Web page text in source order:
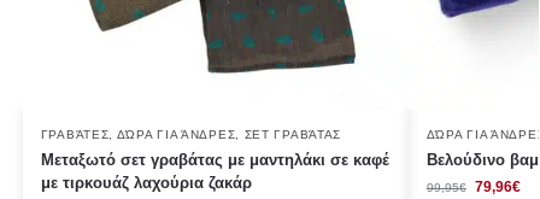
ΓΡΑΒΆΤΕΣ ΔΏΡΑ ΓΙΑ ΆΝΔΡΕΣ ΣΕΤ ΓΡΑΒΆΤΑΣ
Μεταξωτό σετ γραβάτας με μαντηλάκι σε καφέ
με τιρκουάζ λαχούρια ζακάρ
ΔΏΡΑ ΓΙΑ
Βελούδινο
99,95€ 79,96€